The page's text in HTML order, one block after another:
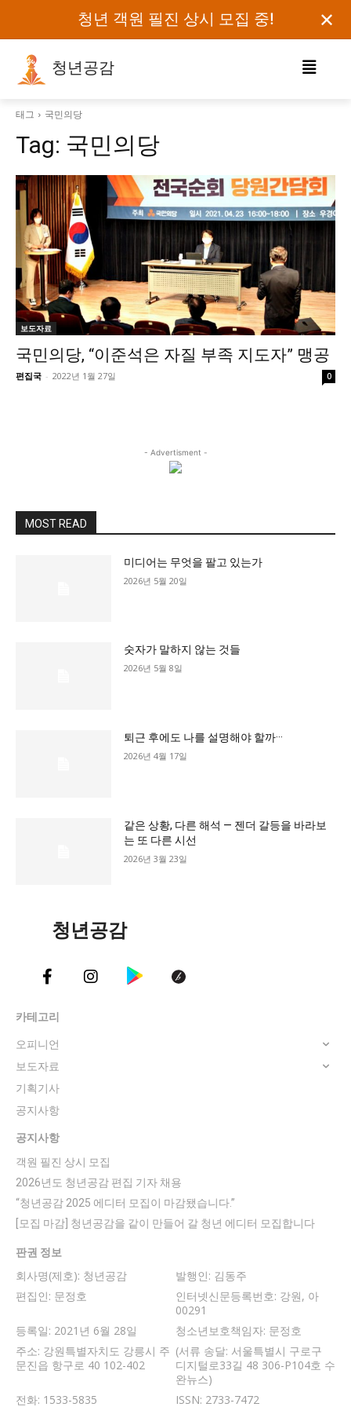
검색어를 입력하세요.
카테고리
오피니언
에세이
칼럼
보도자료
정치
정치일반
문화일반
교육일반
학교
청년 객원 필진 상시 모집 중! ✕
청년공감
태그 국민의당
Tag: 국민의당
보도자료
국민의당, “이준석은 자질 부족 지도자” 맹공
편집국 - 2022년 1월 27일 0
- Advertisment -
MOST READ
미디어는 무엇을 팔고 있는가
2026년 5월 20일
숫자가 말하지 않는 것들
2026년 5월 8일
퇴근 후에도 나를 설명해야 할까···
2026년 4월 17일
같은 상황, 다른 해석 — 젠더 갈등을 바라보
는 또 다른 시선
2026년 3월 23일
청년공감
카테고리
오피니언
보도자료
기획기사
공지사항
공지사항
객원 필진 상시 모집
2026년도 청년공감 편집 기자 채용
“청년공감 2025 에디터 모집이 마감됐습니다.”
[모집 마감] 청년공감을 같이 만들어 갈 청년 에디터 모집합니다
판권 정보
회사명(제호): 청년공감
발행인: 김동주
편집인: 문정호
인터넷신문등록번호: 강원, 아
00291
등록일: 2021년 6월 28일
청소년보호책임자: 문정호
주소: 강원특별자치도 강릉시 주
문진읍 항구로 40 102-402
(서류 송달: 서울특별시 구로구
디지털로33길 48 306-P104호 수
완뉴스)
전화: 1533-5835
ISSN: 2733-7472